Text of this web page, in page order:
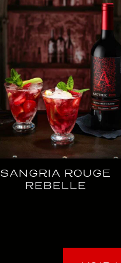
SANGRIA ROUGE
REBELLE